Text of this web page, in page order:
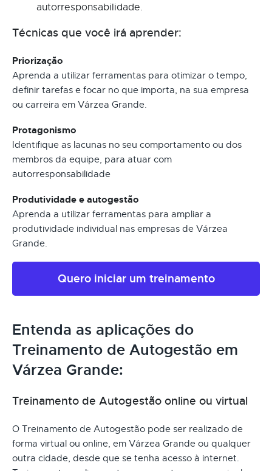
autorresponsabilidade.
Técnicas que você irá aprender:
Priorização
Aprenda a utilizar ferramentas para otimizar o tempo,
definir tarefas e focar no que importa, na sua empresa
ou carreira em Várzea Grande.
Protagonismo
Identifique as lacunas no seu comportamento ou dos
membros da equipe, para atuar com
autorresponsabilidade
Produtividade e autogestão
Aprenda a utilizar ferramentas para ampliar a
produtividade individual nas empresas de Várzea
Grande.
Quero iniciar um treinamento
Entenda as aplicações do
Treinamento de Autogestão em
Várzea Grande:
Treinamento de Autogestão online ou virtual
O Treinamento de Autogestão pode ser realizado de
forma virtual ou online, em Várzea Grande ou qualquer
outra cidade, desde que se tenha acesso à internet.